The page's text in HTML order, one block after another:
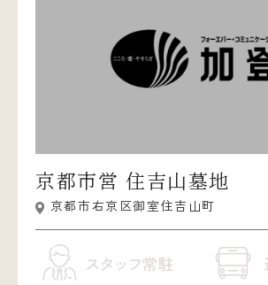
京都市営 住吉山墓地
京都市右京区御室住吉山町